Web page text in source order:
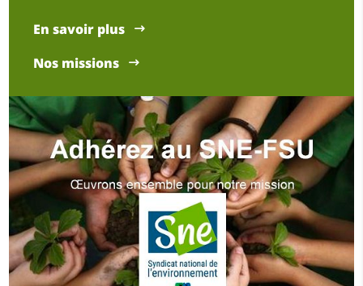
En savoir plus
Nos missions